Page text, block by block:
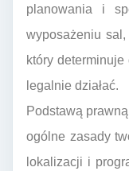
planowania i
wyposażeniu
który
legalnie działać.
Podstawą
ogólne zasady
lokalizacji i